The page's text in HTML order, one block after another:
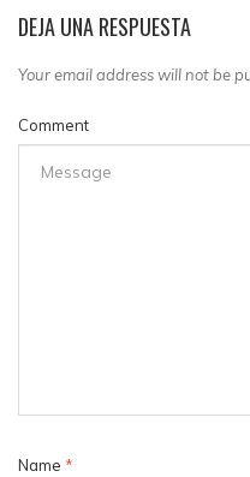
DEJA UNA RESPUESTA
Your email address will not be
Comment
Name *